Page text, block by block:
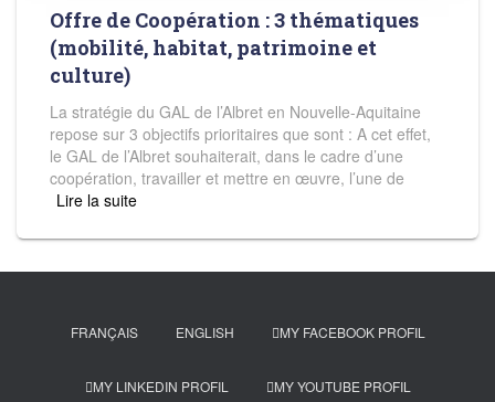
Offre de Coopération : 3 thématiques
(mobilité, habitat, patrimoine et
culture)
La stratégie du GAL de l’Albret en Nouvelle-Aquitaine
repose sur 3 objectifs prioritaires que sont : A cet effet,
le GAL de l’Albret souhaiterait, dans le cadre d’une
coopération, travailler et mettre en œuvre, l’une de
Read more
FRANÇAIS ENGLISH MY FACEBOOK PROFIL
MY LINKEDIN PROFIL MY YOUTUBE PROFIL